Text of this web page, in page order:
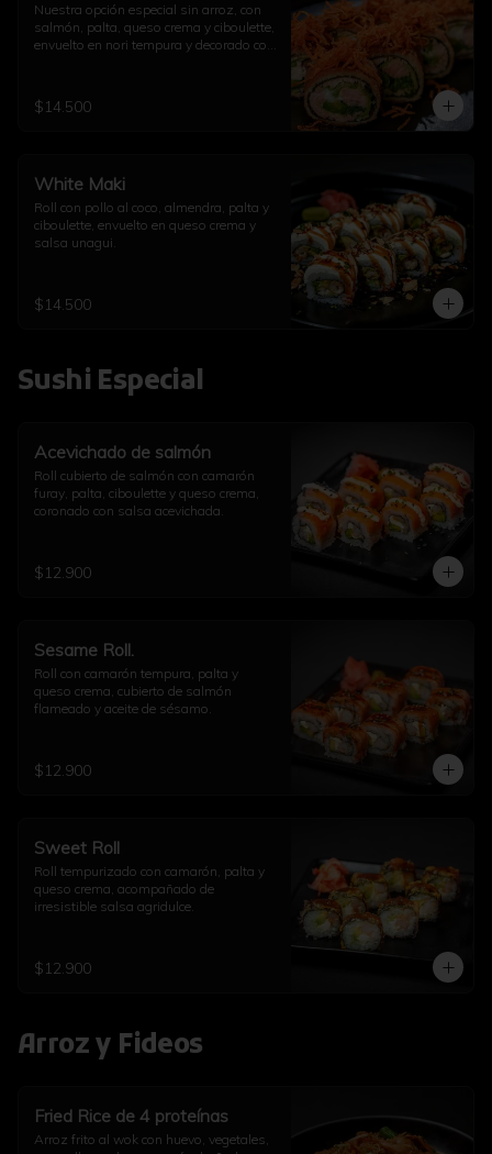
Nuestra opción especial sin arroz, con
salmón, palta, queso crema y ciboulette,
envuelto en nori tempura y decorado con
$14.500
White Maki
Roll con pollo al coco, almendra, palta y
ciboulette, envuelto en queso crema y
salsa unagui.
$14.500
Sushi Especial
Acevichado de salmón
Roll cubierto de salmón con camarón
furay, palta, ciboulette y queso crema,
coronado con salsa acevichada.
$12.900
Sesame Roll.
Roll con camarón tempura, palta y
queso crema, cubierto de salmón
flameado y aceite de sésamo.
$12.900
Sweet Roll
Roll tempurizado con camarón, palta y
queso crema, acompañado de
irresistible salsa agridulce.
$12.900
Arroz y Fideos
Fried Rice de 4 proteínas
Arroz frito al wok con huevo, vegetales,